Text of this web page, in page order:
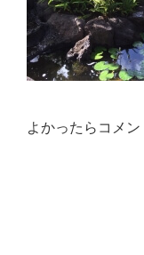
よかったらコメン